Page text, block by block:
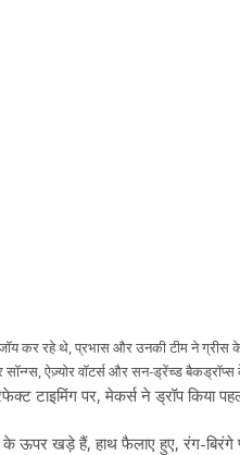
एंजॉय कर रहे थे, प्रभास और उनकी टीम ने
ऐज़्योर वॉटर्स और सन-ड्रेंच्ड
टाइमिंग पर, मेकर्स ने ड्रॉप किया
के ऊपर खड़े हैं, हाथ फैलाए हुए, रंग-